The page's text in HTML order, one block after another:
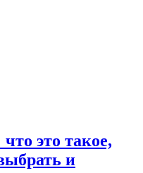
это такое,
и